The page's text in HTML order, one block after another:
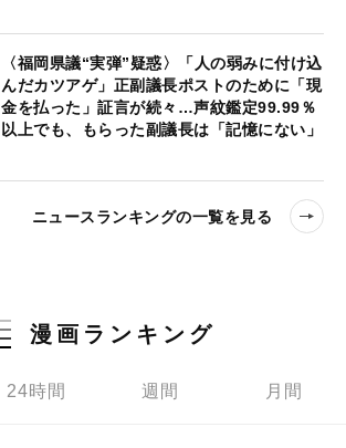
〈福岡県議“実弾”疑惑〉「人の弱みに付け込
んだカツアゲ」正副議長ポストのために「現
金を払った」証言が続々…声紋鑑定99.99％
以上でも、もらった副議長は「記憶にない」
ニュースランキングの一覧を見る
漫画ランキング
24時間 週間 月間